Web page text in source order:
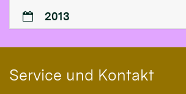
2013
Service und Kontakt